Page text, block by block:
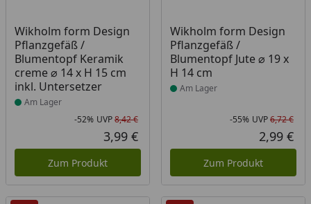
Wikholm form Design
Pflanzgefäß /
Blumentopf Keramik
creme ⌀ 14 x H 15 cm
inkl. Untersetzer
Produkt am Lager
Am Lager
Rabatt in Prozent
-52%
Ursprünglicher Preis
UVP8,42 €
Aktueller Preis
3,99 €
Zum Produkt
Wikholm form Design
Pflanzgefäß /
Blumentopf Jute ⌀ 19 x
H 14 cm
Produkt am Lager
Am Lager
-55% UVP6,72 €
2,99 €
Zum Produkt